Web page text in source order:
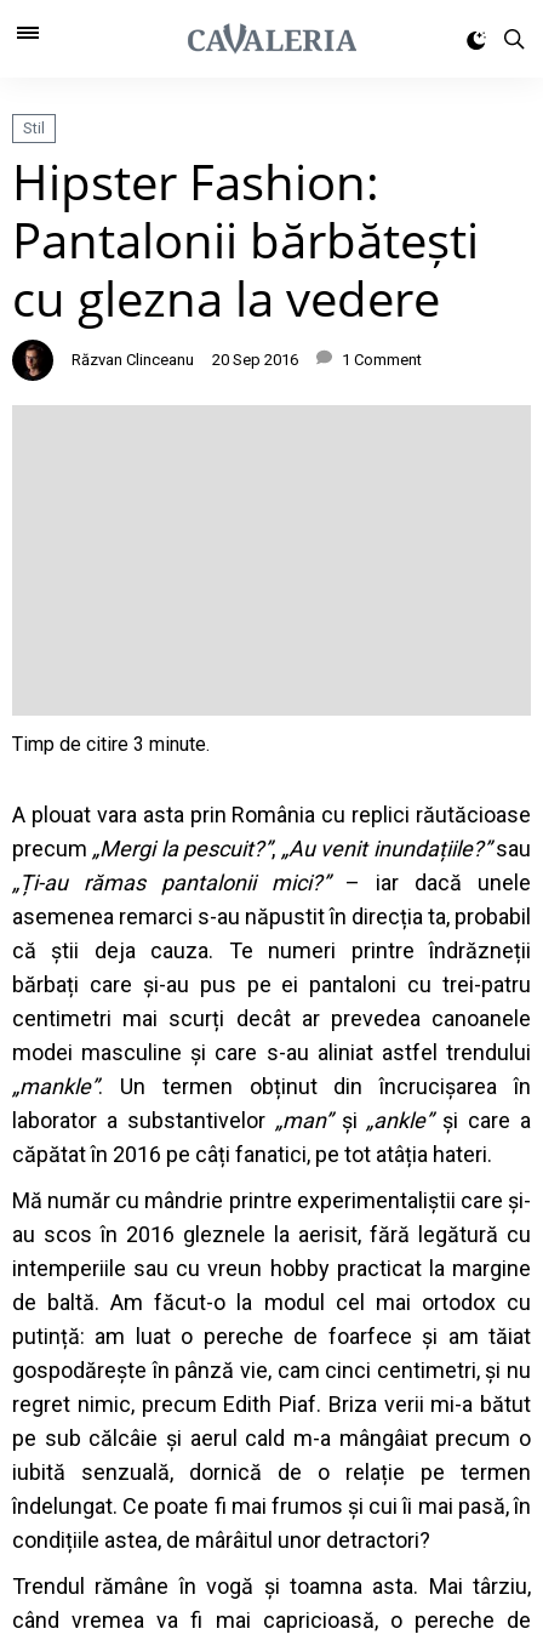
Stil
Hipster Fashion:
Pantalonii bărbătești
cu glezna la vedere
Răzvan Clinceanu 20 Sep 2016 1 Comment
A plouat vara asta prin România cu replici răutăcioase
precum „Mergi la pescuit?”, „Au venit inundațiile?”sau
„Ți-au rămas pantalonii mici?”– iar dacă unele
asemenea remarci s-au năpustit în direcția ta, probabil
că știi deja cauza. Te numeri printre îndrăzneții
bărbați care și-au pus pe ei pantaloni cu trei-patru
centimetri mai scurți decât ar prevedea canoanele
modei masculine și care s-au aliniat astfel trendului
„mankle”. Un termen obținut din încrucișarea în
laborator a substantivelor „man”și „ankle”și care a
căpătat în 2016 pe câți fanatici, pe tot atâția hateri.
Mă număr cu mândrie printre experimentaliștii care și-
au scos în 2016 gleznele la aerisit, fără legătură cu
intemperiile sau cu vreun hobby practicat la margine
de baltă. Am făcut-o la modul cel mai ortodox cu
putință: am luat o pereche de foarfece și am tăiat
gospodărește în pânză vie, cam cinci centimetri, și nu
regret nimic, precum Edith Piaf. Briza verii mi-a bătut
pe sub călcâie și aerul cald m-a mângâiat precum o
iubită senzuală, dornică de o relație pe termen
îndelungat. Ce poate fi mai frumos și cui îi mai pasă, în
condițiile astea, de mârâitul unor detractori?
Trendul rămâne în vogă și toamna asta. Mai târziu,
când vremea va fi mai capricioasă, o pereche de